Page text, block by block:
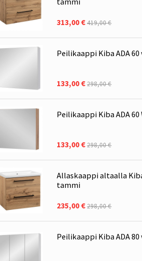
313,00 €419,00 €
Peilikaappi Kiba ADA
133,00 €298,00 €
Peilikaappi Kiba ADA
133,00 €298,00 €
Allaskaappi altaalla
tammi
235,00 €298,00 €
Peilikaappi Kiba ADA